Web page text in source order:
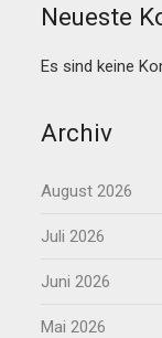
Neueste
Es sind keine
Archiv
August 2026
Juli 2026
Juni 2026
Mai 2026